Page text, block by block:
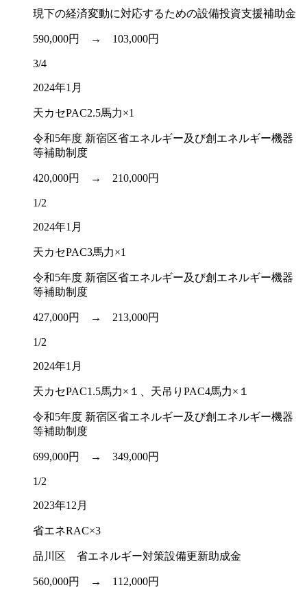
現下の経済変動に対応するための設備投資支援補助金
590,000円 → 103,000円
3/4
2024年1月
天カセPAC2.5馬力×1
令和5年度 新宿区省エネルギー及び創エネルギー機器
等補助制度
420,000円 → 210,000円
1/2
2024年1月
天カセPAC3馬力×1
令和5年度 新宿区省エネルギー及び創エネルギー機器
等補助制度
427,000円 → 213,000円
1/2
2024年1月
天カセPAC1.5馬力×１、天吊りPAC4馬力×１
令和5年度 新宿区省エネルギー及び創エネルギー機器
等補助制度
699,000円 → 349,000円
1/2
2023年12月
省エネRAC×3
品川区 省エネルギー対策設備更新助成金
560,000円 → 112,000円